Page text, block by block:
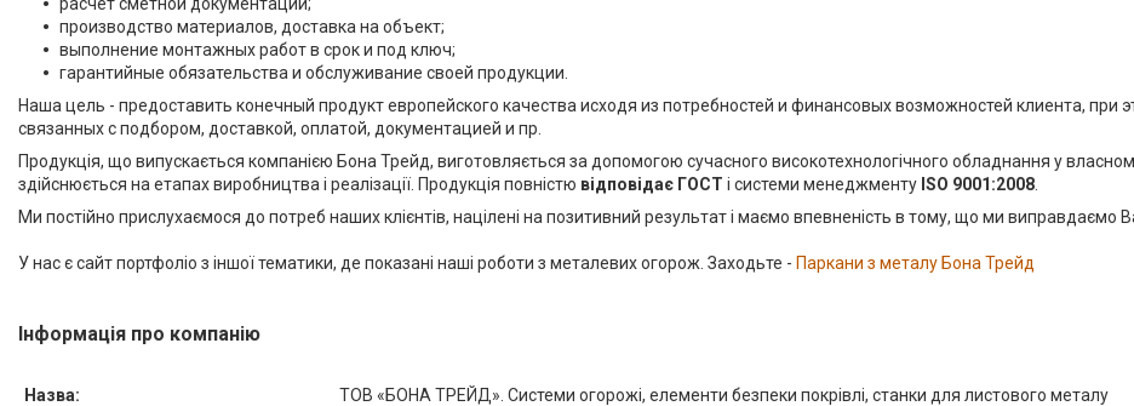
производство материалов, доставка на объект;
выполнение монтажных работ в срок и под ключ;
гарантийные обязательства и обслуживание своей продукции.
Наша цель - предоставить конечный продукт европейского качества исходя из потребностей и финансовых возможностей клиента, при
связанных с подбором, доставкой, оплатой, документацией и пр.
Продукція, що випускається компанією Бона Трейд, виготовляється за допомогою сучасного високотехнологічного обладнання у
здійснюється на етапах виробництва і реалізації. Продукція повністю відповідає ГОСТ і системи менеджменту ISO 9001:2008
Ми постійно прислухаємося до потреб наших клієнтів, націлені на позитивний результат і маємо впевненість в тому, що ми виправдаємо
У нас є сайт портфоліо з іншої тематики, де показані наші роботи з металевих огорож. Заходьте - Паркани з металу Бона Трейд
Інформація про компанію
Назва:
ТОВ «БОНА ТРЕЙД». Системи огорожі, елементи безпеки покрівлі, станки для листового металу